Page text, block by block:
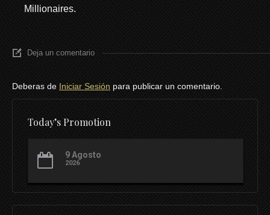
Millionaires.
Deja un comentario
Deberas de Iniciar Sesión para publicar un comentario.
Today’s Promotion
9 Agosto
2026